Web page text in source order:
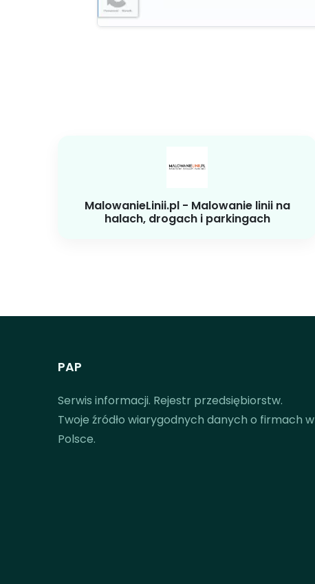
MalowanieLinii.pl - Malowanie linii na
halach, drogach i parkingach
PAP
Serwis informacji. Rejestr przedsiębiorstw.
Twoje źródło wiarygodnych danych o firmach w
Polsce.